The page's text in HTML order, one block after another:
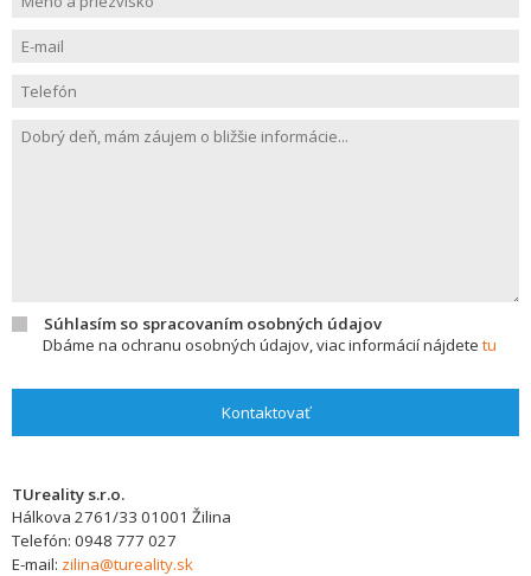
Súhlasím so spracovaním osobných údajov
Dbáme na ochranu osobných údajov, viac informácií nájdete tu
Kontaktovať
TUreality s.r.o.
Hálkova 2761/33 01001 Žilina
Telefón: 0948 777 027
E-mail: zilina@tureality.sk